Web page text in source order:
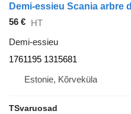
56 € HT
Demi-essieu
1761195 1315681
Estonie, Kõrveküla
TSvaruosad